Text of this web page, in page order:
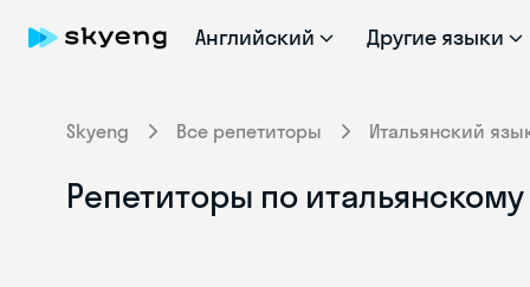
Английский Другие языки
Skyeng Все репетиторы Итальянский
Репетиторы по